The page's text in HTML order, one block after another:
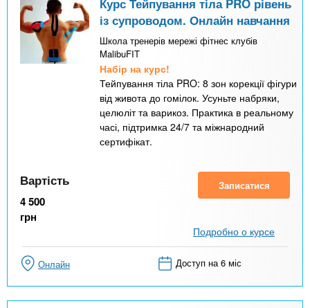
із супроводом. Онлайн навчання
Школа тренерів мережі фітнес клубів
MalibuFIT
Набір на курс!
Тейпування тіла PRO: 8 зон корекції фігури
від живота до гомілок. Усуньте набряки,
целюліт та варикоз. Практика в реальному
часі, підтримка 24/7 та міжнародний
сертифікат.
Вартість
4 500
грн
Записатися
Подробно о курсе
Онлайн Доступ на 6 міс